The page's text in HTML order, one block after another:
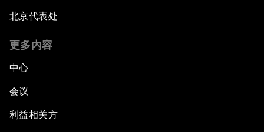
北京代表处
更多内容
中心
会议
利益相关方